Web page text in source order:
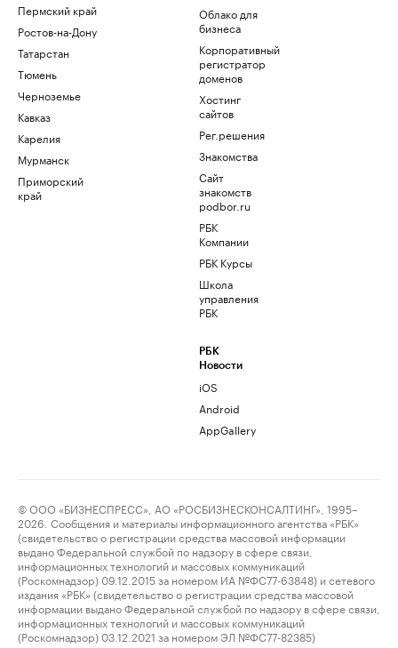
Пермский край
Ростов-на-Дону
Татарстан
Тюмень
Черноземье
Кавказ
Карелия
Мурманск
Приморский
край
Облако для
бизнеса
Корпоративный
регистратор
доменов
Хостинг
сайтов
Рег.решения
Знакомства
Сайт
знакомств
podbor.ru
РБК
Компании
РБК Курсы
Школа
управления
РБК
РБК
Новости
iOS
Android
AppGallery
© ООО «БИЗНЕСПРЕСС», АО «РОСБИЗНЕСКОНСАЛТИНГ», 1995–
2026. Сообщения и материалы информационного агентства «РБК»
(свидетельство о регистрации средства массовой информации
выдано Федеральной службой по надзору в сфере связи,
информационных технологий и массовых коммуникаций
(Роскомнадзор) 09.12.2015 за номером ИА №ФС77-63848) и сетевого
издания «РБК» (свидетельство о регистрации средства массовой
информации выдано Федеральной службой по надзору в сфере связи,
информационных технологий и массовых коммуникаций
(Роскомнадзор) 03.12.2021 за номером ЭЛ №ФС77-82385)